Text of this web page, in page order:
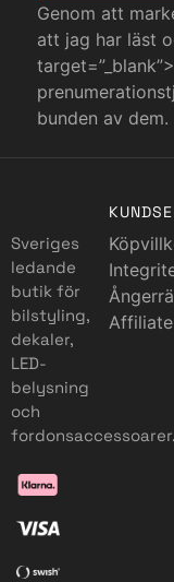
Genom att
att jag har läst
bunden av dem.
Sveriges
ledande
butik för
bilstyling,
dekaler,
LED-
belysning
och
fordonsaccessoarer.
Affiliate